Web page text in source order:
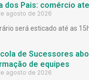
dos Pais: comércio
agosto de 2026
será esticado até as
de Sucessores
de equipes
agosto de 2026